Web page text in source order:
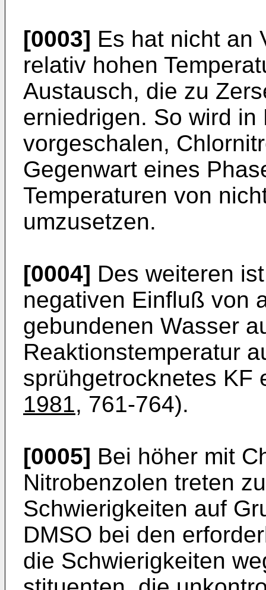
[0003] Es hat nicht an
relativ hohen
Austausch, die zu
erniedrigen. So wird in
vorgeschalen,
Gegenwart eines
Temperaturen von
umzusetzen.
[0004] Des weiteren
negativen Einfluß von
gebundenen Wasser
Reaktionstemperatur
sprühgetrocknetes KF
1981, 761-764).
[0005] Bei höher mit
Nitrobenzolen treten
Schwierigkeiten auf
DMSO bei den
die Schwierigkeiten